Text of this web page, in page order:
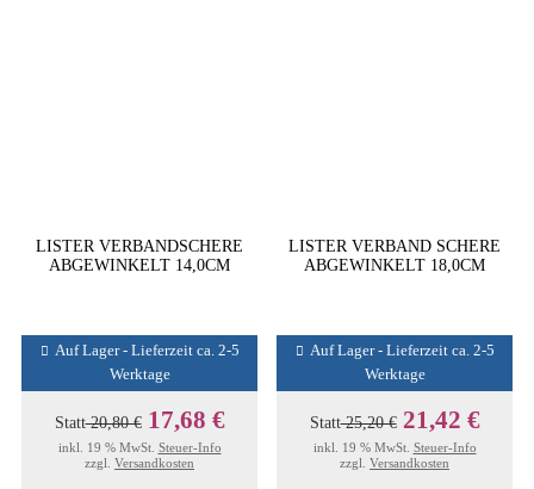
LISTER VERBANDSCHERE
ABGEWINKELT 14,0CM
Auf Lager - Lieferzeit ca. 2-5
Werktage
Statt20,80 € 17,68 €
inkl. 19 % MwSt. Steuer-Info
zzgl. Versandkosten
LISTER VERBAND SCHERE
ABGEWINKELT 18,0CM
Auf Lager - Lieferzeit ca. 2-5
Werktage
Statt25,20 € 21,42 €
inkl. 19 % MwSt. Steuer-Info
zzgl. Versandkosten